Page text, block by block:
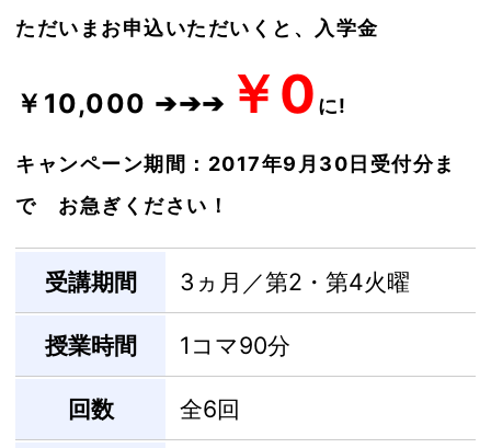
ただいまお申込いただいくと、入学金
￥10,000 ➔➔➔ ￥0 に!
キャンペーン期間：2017年9月30日受付分ま
で お急ぎください！
受講期間 3ヵ月／第2・第4火曜
授業時間 1コマ90分
回数 全6回